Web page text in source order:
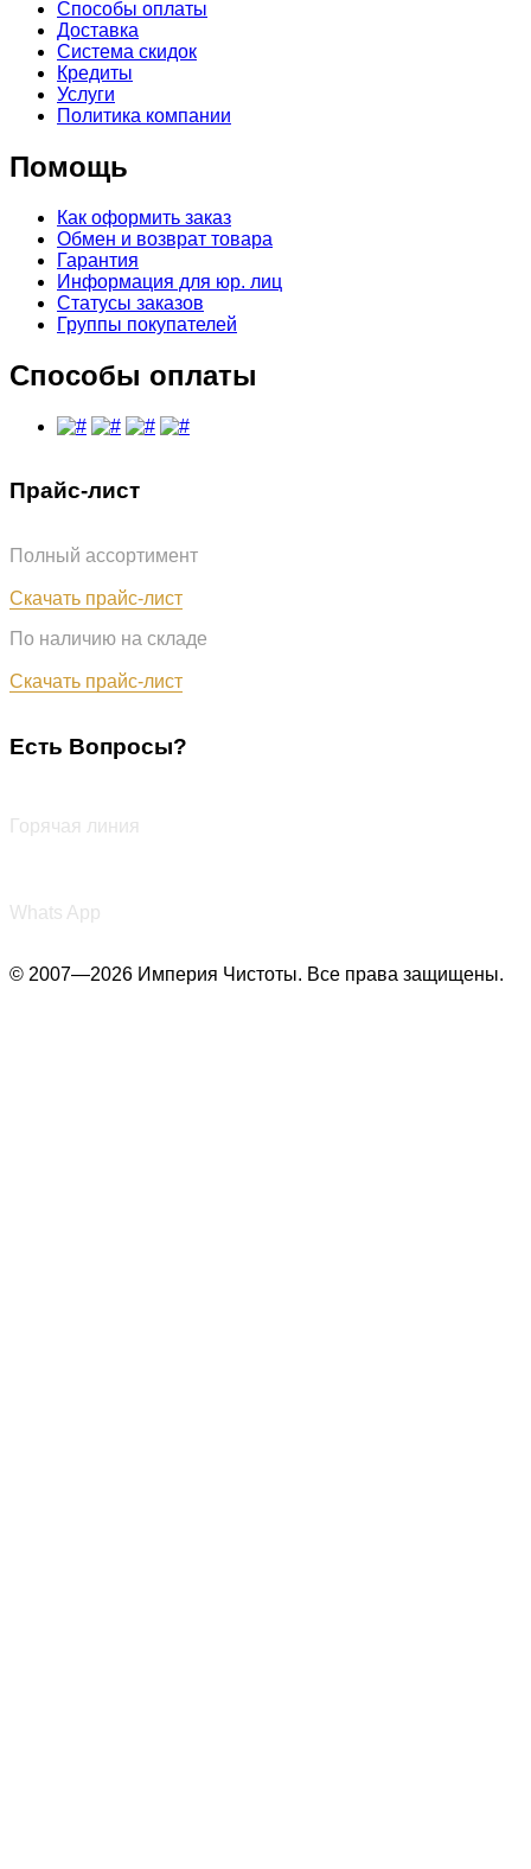
Способы оплаты
Доставка
Система скидок
Кредиты
Услуги
Политика компании
Помощь
Как оформить заказ
Обмен и возврат товара
Гарантия
Информация для юр. лиц
Статусы заказов
Группы покупателей
Способы оплаты
Прайс-лист
Полный ассортимент
Скачать прайс-лист
По наличию на складе
Скачать прайс-лист
Есть Вопросы?
Горячая линия
Whats App
© 2007—2026 Империя Чистоты. Все права защищены.